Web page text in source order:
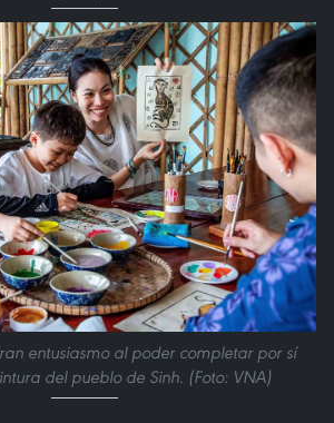
entusiasmo al poder completar por sí
del pueblo de Sinh. (Foto: VNA)